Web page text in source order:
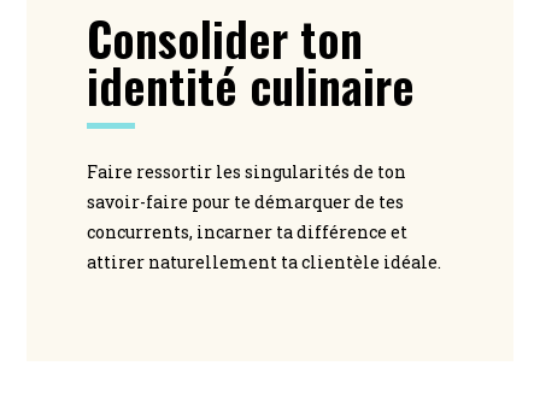
Consolider ton
identité culinaire
Faire ressortir les singularités de ton
savoir-faire pour te démarquer de tes
concurrents, incarner ta différence et
attirer naturellement ta clientèle idéale.